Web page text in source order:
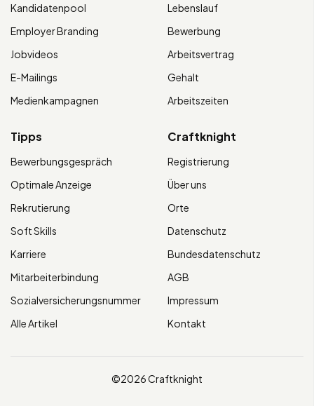
Kandidatenpool
Employer Branding
Jobvideos
E-Mailings
Medienkampagnen
Lebenslauf
Bewerbung
Arbeitsvertrag
Gehalt
Arbeitszeiten
Tipps
Bewerbungsgespräch
Optimale Anzeige
Rekrutierung
Soft Skills
Karriere
Mitarbeiterbindung
Sozialversicherungsnummer
Alle Artikel
Craftknight
Registrierung
Über uns
Orte
Datenschutz
Bundesdatenschutz
AGB
Impressum
Kontakt
©2026 Craftknight